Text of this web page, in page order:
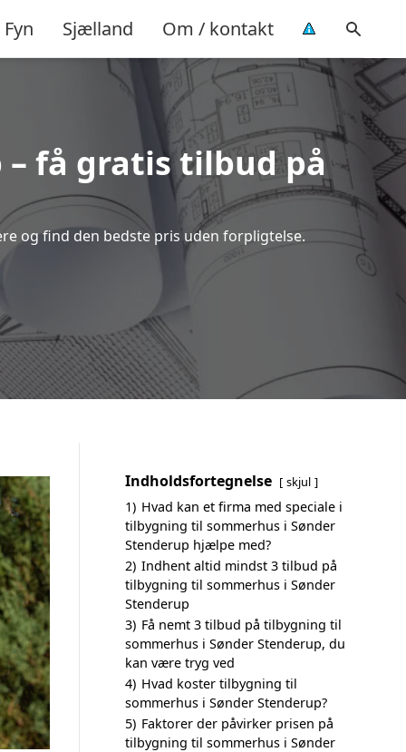
Fyn Sjælland Om / kontakt
få gratis tilbud på
og find den bedste pris uden forpligtelse.
Indholdsfortegnelse skjul
1) Hvad kan et firma med speciale i
tilbygning til sommerhus i Sønder
Stenderup hjælpe med?
2) Indhent altid mindst 3 tilbud på
tilbygning til sommerhus i Sønder
Stenderup
3) Få nemt 3 tilbud på tilbygning til
sommerhus i Sønder Stenderup, du
kan være tryg ved
4) Hvad koster tilbygning til
sommerhus i Sønder Stenderup?
5) Faktorer der påvirker prisen på
tilbygning til sommerhus i Sønder